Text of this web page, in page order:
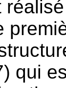
qui